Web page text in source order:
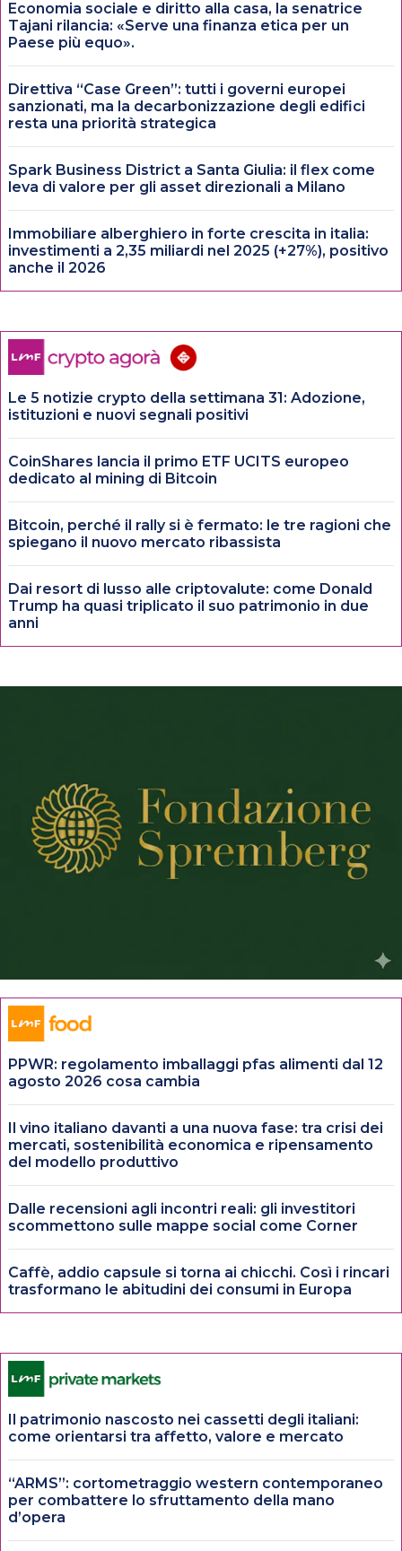
Economia sociale e diritto alla casa, la senatrice
Tajani rilancia: «Serve una finanza etica per un
Paese più equo».
Direttiva “Case Green”: tutti i governi europei
sanzionati, ma la decarbonizzazione degli edifici
resta una priorità strategica
Spark Business District a Santa Giulia: il flex come
leva di valore per gli asset direzionali a Milano
Immobiliare alberghiero in forte crescita in italia:
investimenti a 2,35 miliardi nel 2025 (+27%), positivo
anche il 2026
Le 5 notizie crypto della settimana 31: Adozione,
istituzioni e nuovi segnali positivi
CoinShares lancia il primo ETF UCITS europeo
dedicato al mining di Bitcoin
Bitcoin, perché il rally si è fermato: le tre ragioni che
spiegano il nuovo mercato ribassista
Dai resort di lusso alle criptovalute: come Donald
Trump ha quasi triplicato il suo patrimonio in due
anni
PPWR: regolamento imballaggi pfas alimenti dal 12
agosto 2026 cosa cambia
Il vino italiano davanti a una nuova fase: tra crisi dei
mercati, sostenibilità economica e ripensamento
del modello produttivo
Dalle recensioni agli incontri reali: gli investitori
scommettono sulle mappe social come Corner
Caffè, addio capsule si torna ai chicchi. Così i rincari
trasformano le abitudini dei consumi in Europa
Il patrimonio nascosto nei cassetti degli italiani:
come orientarsi tra affetto, valore e mercato
“ARMS”: cortometraggio western contemporaneo
per combattere lo sfruttamento della mano
d’opera